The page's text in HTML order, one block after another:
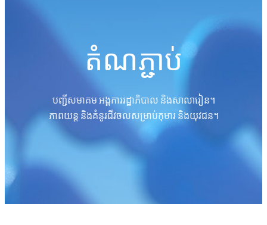
តំណភ្ជាប់
បញ្ជីសមាគម អង្គការរដ្ឋាភិបាល និងសាលារៀន។
ភាពយន្ត និងគំនូរជីវចលសម្រាប់កុមារ និងយុវជន។